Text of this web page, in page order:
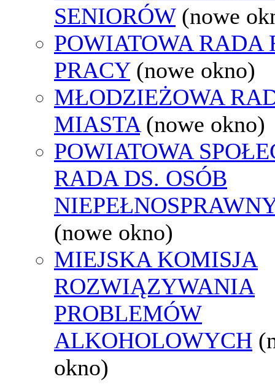
SENIORÓW (nowe
POWIATOWA RADA
PRACY (nowe okno)
MŁODZIEŻOWA
MIASTA (nowe okno)
POWIATOWA
RADA DS. OSÓB
(nowe okno)
MIEJSKA KOMISJA
ROZWIĄZYWANIA
PROBLEMÓW
ALKOHOLOWYCH
okno)